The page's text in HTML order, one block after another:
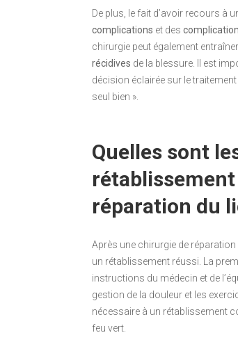
De plus, le fait d’avoir recours à
complications et des
chirurgie peut également
récidives de la blessure. Il est
décision éclairée sur le
seul bien ».
Quelles sont
réparation du
Après une chirurgie de
un rétablissement réussi. La
instructions du médecin et de
gestion de la douleur et les
nécessaire à un rétablissement
feu vert.